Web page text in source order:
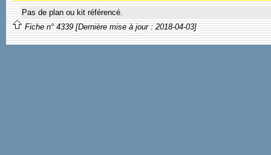
Pas de plan ou kit référencé.
Fiche n° 4339 [Dernière mise à jour : 2018-04-03]